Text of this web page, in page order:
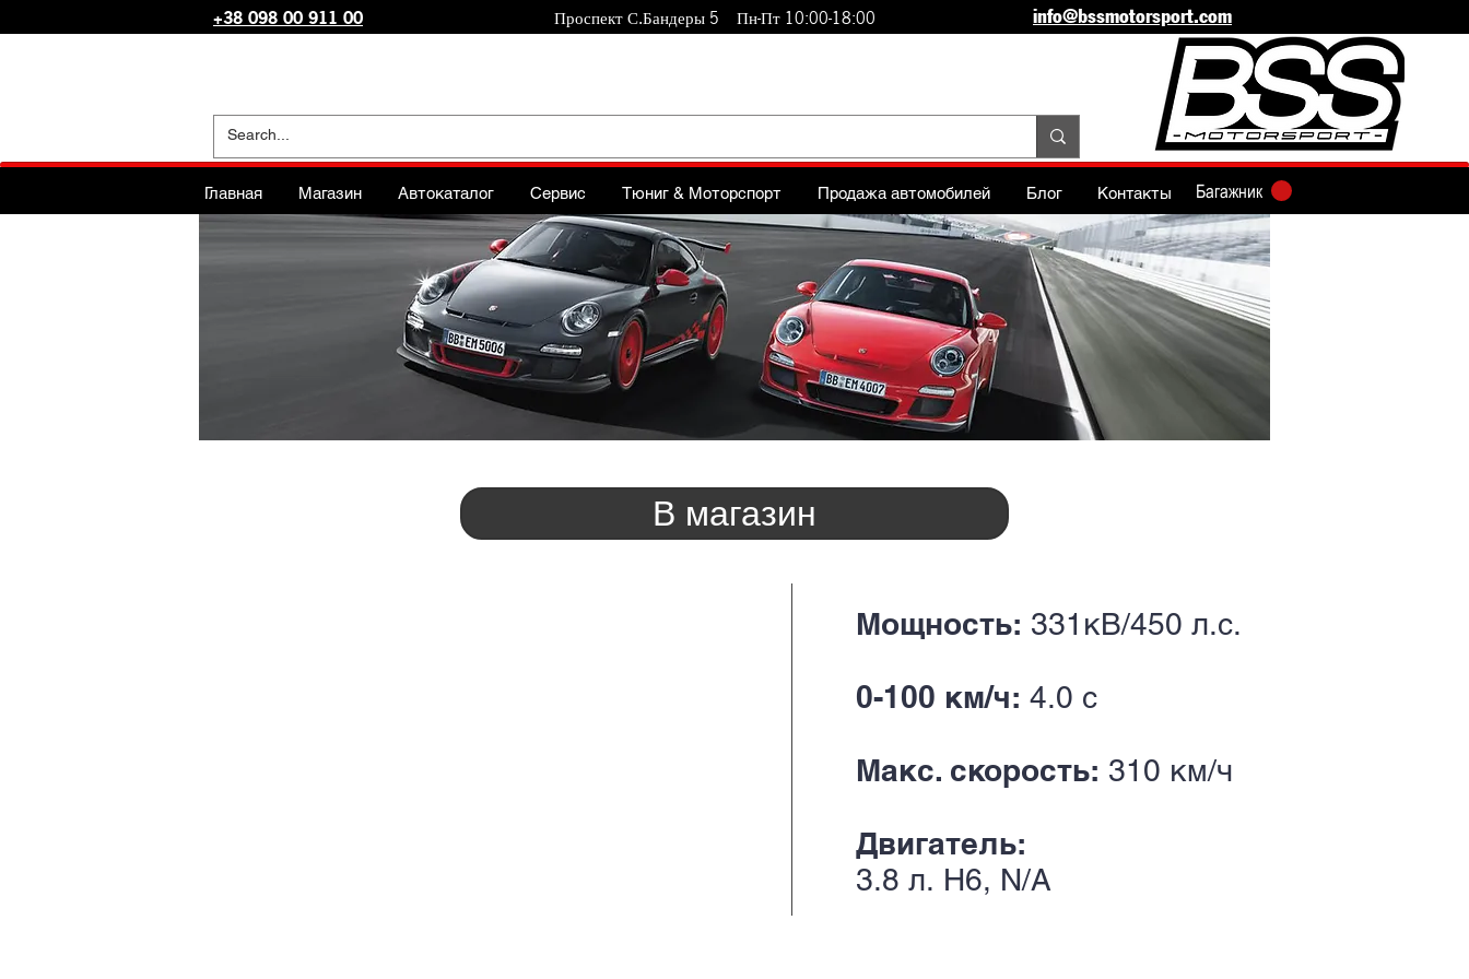
+38 098 00 911 00 Проспект С.Бандеры 5 Пн-Пт 10:00-18:00 info@bssmotorsport.com
Главная Магазин Автокаталог Сервис Тюниг & Моторспорт Продажа автомобилей Блог Контакты Багажник
В магазин
Мощность: 331кВ/450 л.с.
0-100 км/ч: 4.0 с
Макс. скорость: 310 км/ч
Двигатель:
3.8 л. H6, N/A